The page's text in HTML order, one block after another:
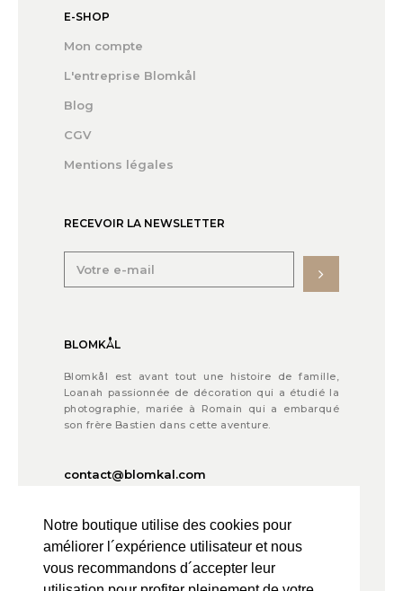
Notre boutique utilise des cookies pour
améliorer l´expérience utilisateur et nous
vous recommandons d´accepter leur
E-SHOP
Mon compte
L'entreprise Blomkål
Blog
CGV
Mentions légales
RECEVOIR LA NEWSLETTER
BLOMKÅL
Blomkål est avant tout une histoire de famille,
Loanah passionnée de décoration qui a étudié la
photographie, mariée à Romain qui a embarqué
son frère Bastien dans cette aventure.
contact@blomkal.com
© 2021 BLOMKÅL
Credit Photos © C.K Mariot Photography
Powered by